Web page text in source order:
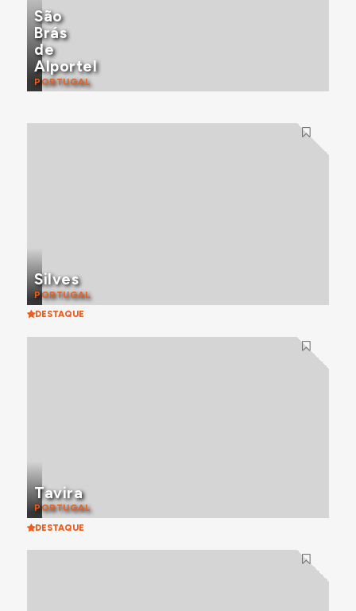
São
Brás
de
Alportel
PORTUGAL
Silves
PORTUGAL
DESTAQUE
Tavira
PORTUGAL
DESTAQUE